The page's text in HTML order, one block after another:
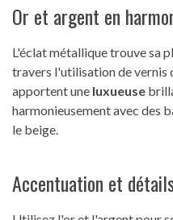
Or et argent en
L'éclat métallique trouve sa
travers l'utilisation de vernis
apportent une luxueuse
harmonieusement avec des
le beige.
Accentuation et